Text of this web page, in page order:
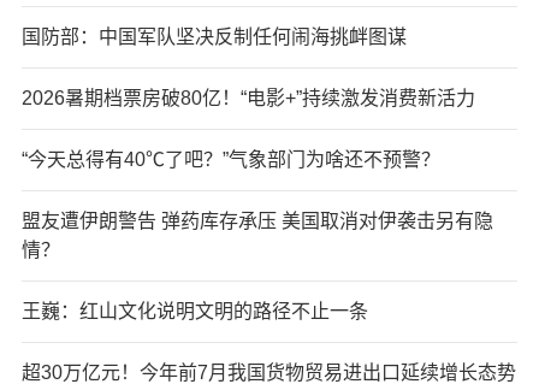
国防部：中国军队坚决反制任何闹海挑衅图谋
2026暑期档票房破80亿！“电影+”持续激发消费新活力
“今天总得有40℃了吧？”气象部门为啥还不预警？
盟友遭伊朗警告 弹药库存承压 美国取消对伊袭击另有隐
情？
王巍：红山文化说明文明的路径不止一条
超30万亿元！今年前7月我国货物贸易进出口延续增长态势